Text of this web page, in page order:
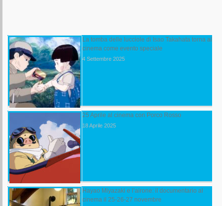
La tomba delle lucciole di Isao Takahata torna al
cinema come evento speciale
4 Settembre 2025
25 Aprile al cinema con Porco Rosso
18 Aprile 2025
Hayao Miyazaki e l’airone: il documentario al
cinema il 25-26-27 novembre